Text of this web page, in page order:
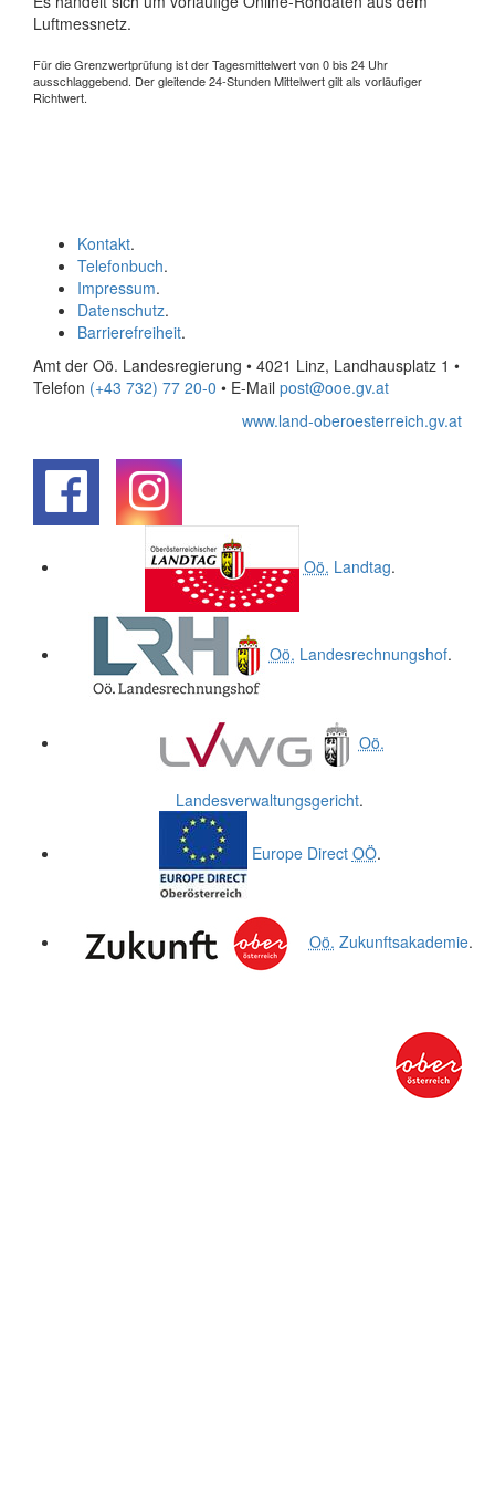
Luftmessnetz.
Für die Grenzwertprüfung ist der Tagesmittelwert von 0 bis 24 Uhr
ausschlaggebend. Der gleitende 24-Stunden Mittelwert gilt als vorläufiger
Richtwert.
Kontakt.
Telefonbuch.
Impressum.
Datenschutz.
Barrierefreiheit.
Amt der Oö. Landesregierung • 4021 Linz, Landhausplatz 1 •
Telefon (+43 732) 77 20-0 • E-Mail post@ooe.gv.at
www.land-oberoesterreich.gv.at
Oö. Landtag.
Oö. Landesrechnungshof.
Oö.
Landesverwaltungsgericht.
Europe Direct OÖ.
Oö. Zukunftsakademie.